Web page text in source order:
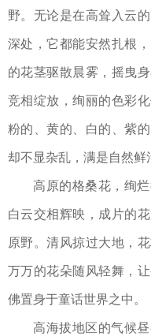
野。无论是在高耸入云
深处，它都能安然扎根
的花茎驱散晨雾，摇曳
竞相绽放，绚丽的色彩
粉的、黄的、白的、紫
却不显杂乱，满是自然鲜
高原的格桑花，绚
白云交相辉映，成片的
原野。清风掠过大地，
万万的花朵随风轻舞，
佛置身于童话世界之中。
高海拔地区的气候